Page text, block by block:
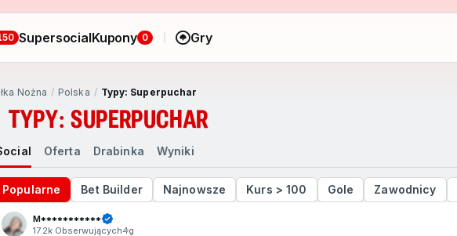
Supersocial Kupony 0 Gry
Nożna Polska Typy: Superpuchar
TYPY: SUPERPUCHAR
Oferta Drabinka Wyniki
Popularne Bet Builder Najnowsze Kurs > 100 Gole Zawodnicy
M***********
17.2k Obserwujących4g